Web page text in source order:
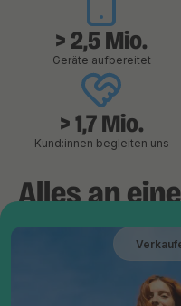
> 2,5 Mio.
Geräte aufbereitet
> 1,7 Mio.
Kund:innen begleiten uns
Alles an